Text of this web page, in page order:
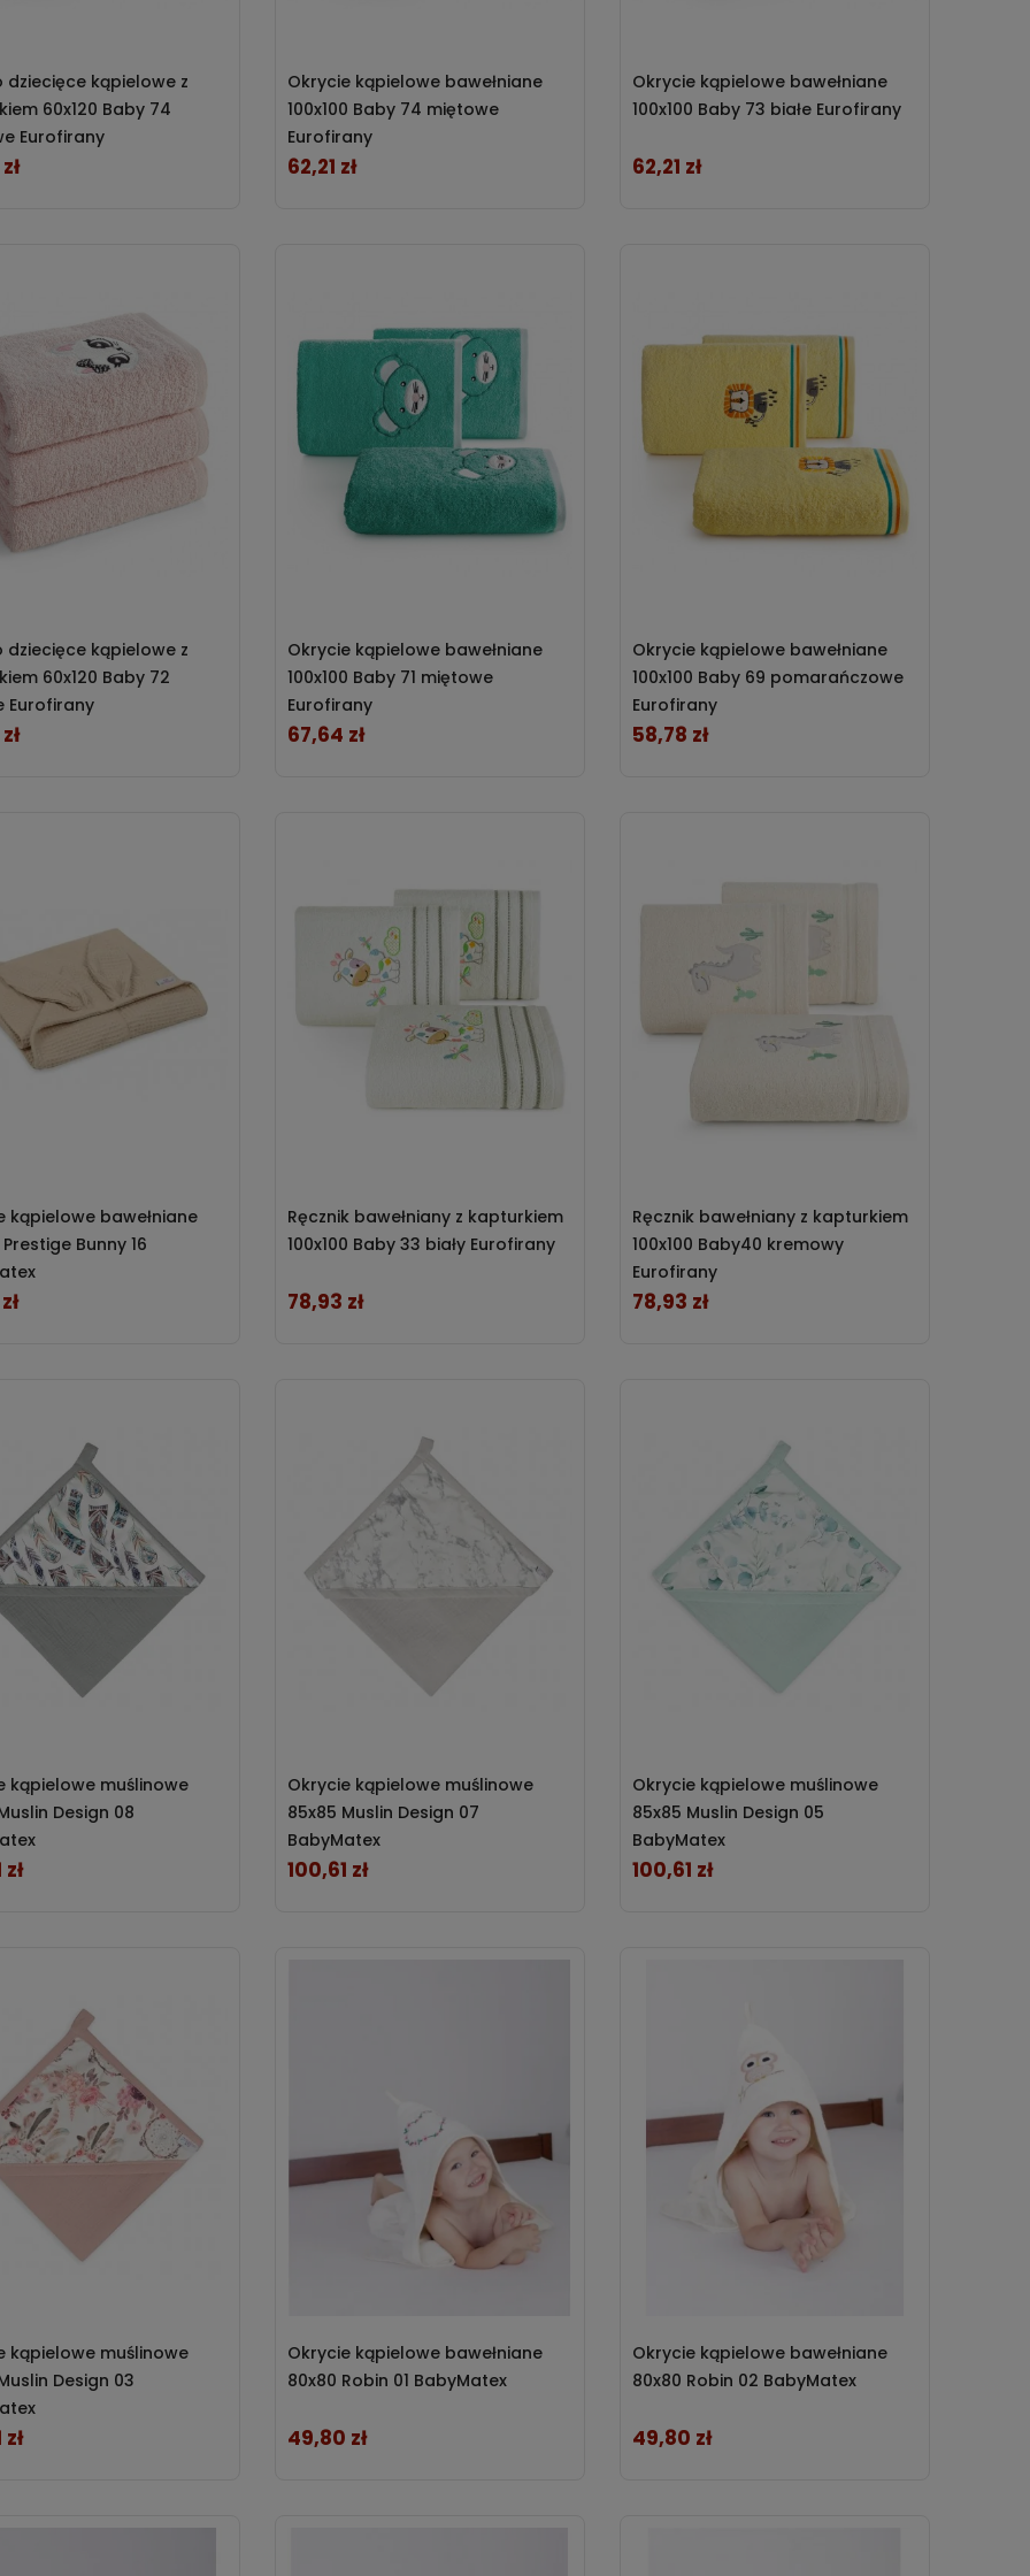
dziecięce kąpielowe z
60x120 Baby 74
Eurofirany
Okrycie kąpielowe bawełniane
100x100 Baby 74 miętowe
Eurofirany
Cena
62,21 zł
Okrycie kąpielowe bawełniane
100x100 Baby 73 białe Eurofirany
Cena
62,21 zł
dziecięce kąpielowe z
60x120 Baby 72
Eurofirany
Okrycie kąpielowe bawełniane
100x100 Baby 71 miętowe
Eurofirany
Cena
67,64 zł
Okrycie kąpielowe bawełniane
100x100 Baby 69 pomarańczowe
Eurofirany
Cena
58,78 zł
kąpielowe bawełniane
Prestige Bunny 16
Ręcznik bawełniany z kapturkiem
100x100 Baby 33 biały Eurofirany
Cena
78,93 zł
Ręcznik bawełniany z kapturkiem
100x100 Baby40 kremowy
Eurofirany
Cena
78,93 zł
kąpielowe muślinowe
Design 08
Okrycie kąpielowe muślinowe
85x85 Muslin Design 07
BabyMatex
Cena
100,61 zł
Okrycie kąpielowe muślinowe
85x85 Muslin Design 05
BabyMatex
Cena
100,61 zł
kąpielowe muślinowe
Design 03
Okrycie kąpielowe bawełniane
80x80 Robin 01 BabyMatex
Cena
49,80 zł
Okrycie kąpielowe bawełniane
80x80 Robin 02 BabyMatex
Cena
49,80 zł